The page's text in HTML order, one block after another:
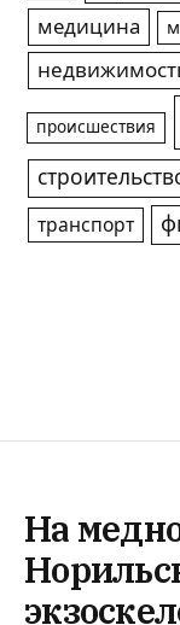
медицина
происшествия
транспорт
На